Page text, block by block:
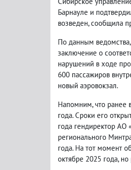
Барнауле и
возведен, сообщила
По данным
заключение о
нарушений в ходе
600 пассажиров
новый аэровокзал.
Напомним, что ранее
года. Сроки его
года гендиректор АО
регионального
года. На тот момент
октябре 2025 года,